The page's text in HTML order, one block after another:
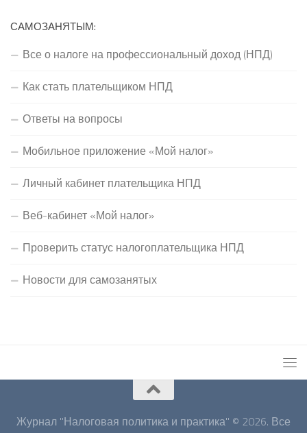
САМОЗАНЯТЫМ:
Все о налоге на профессиональный доход (НПД)
Как стать плательщиком НПД
Ответы на вопросы
Мобильное приложение «Мой налог»
Личный кабинет плательщика НПД
Веб-кабинет «Мой налог»
Проверить статус налогоплательщика НПД
Новости для самозанятых
Журнал "Налоговая политика и практика" © 2026. Все